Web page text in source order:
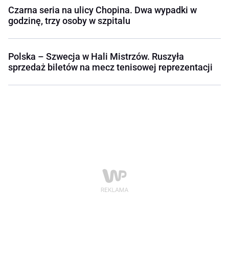
Czarna seria na ulicy Chopina. Dwa wypadki w
godzinę, trzy osoby w szpitalu
Polska – Szwecja w Hali Mistrzów. Ruszyła
sprzedaż biletów na mecz tenisowej reprezentacji